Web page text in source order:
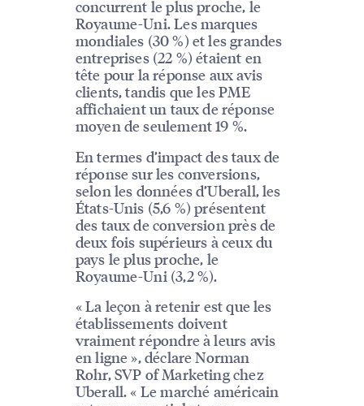
concurrent le plus proche, le
Royaume-Uni. Les marques
mondiales (30 %) et les grandes
entreprises (22 %) étaient en
tête pour la réponse aux avis
clients, tandis que les PME
affichaient un taux de réponse
moyen de seulement 19 %.
En termes d’impact des taux de
réponse sur les conversions,
selon les données d’Uberall, les
États-Unis (5,6 %) présentent
des taux de conversion près de
deux fois supérieurs à ceux du
pays le plus proche, le
Royaume-Uni (3,2 %).
« La leçon à retenir est que les
établissements doivent
vraiment répondre à leurs avis
en ligne », déclare Norman
Rohr, SVP of Marketing chez
Uberall. « Le marché américain